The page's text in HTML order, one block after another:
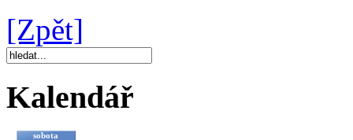
[Zpět]
Kalendář
sobota